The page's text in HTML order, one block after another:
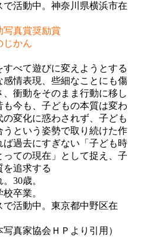
活動中。神奈川県横浜市在
真賞奨励賞
じかん
すべて遊びに変えようとする
感情表現、些細なことにも傷
衝動をそのまま行動に移し
今も、子どもの本質は変わ
の変化に惑わされず、子ども
うという姿勢で取り続けた作
ば過去にすぎない「子ども時
ての現在」として捉え、子
を追求する
30歳。
卒業。
活動中。東京都中野区在
写真家協会ＨＰより引用）